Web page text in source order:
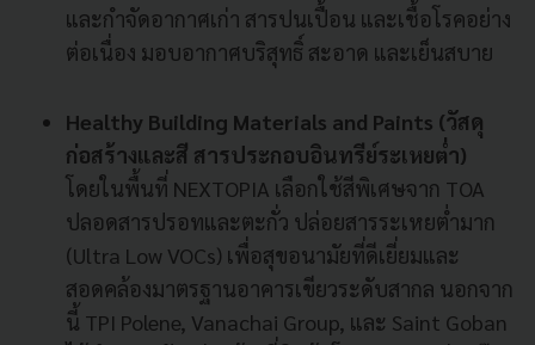
และกำจัดอากาศเก่า สารปนเปื้อน และเชื้อโรคอย่าง
ต่อเนื่อง มอบอากาศบริสุทธิ์ สะอาด และเย็นสบาย
Healthy Building Materials and Paints (วัสดุ
ก่อสร้างและสี สารประกอบอินทรีย์ระเหยต่ำ)
โดยในพื้นที่ NEXTOPIA เลือกใช้สีพิเศษจาก TOA
ปลอดสารปรอทและตะกั่ว ปล่อยสารระเหยต่ำมาก
(Ultra Low VOCs) เพื่อสุขอนามัยที่ดีเยี่ยมและ
สอดคล้องมาตรฐานอาคารเขียวระดับสากล นอกจาก
นี้ TPI Polene, Vanachai Group, และ Saint Goban